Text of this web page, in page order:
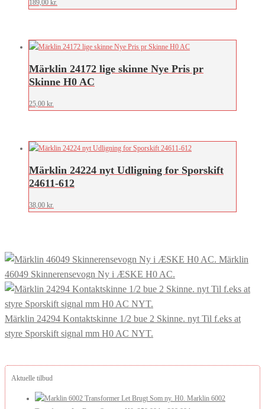
189,00 kr.
Märklin 24172 lige skinne Nye Pris pr
Skinne H0 AC
25,00 kr.
Märklin 24224 nyt Udligning for Sporskift
24611-612
38,00 kr.
Märklin
46049 Skinnerensevogn Ny i ÆSKE H0 AC.
Märklin 24294 Kontaktskinne 1/2 bue 2 Skinne. nyt Til f.eks at
styre Sporskift signal mm H0 AC NYT.
Aktuelle tilbud
Marklin 6002